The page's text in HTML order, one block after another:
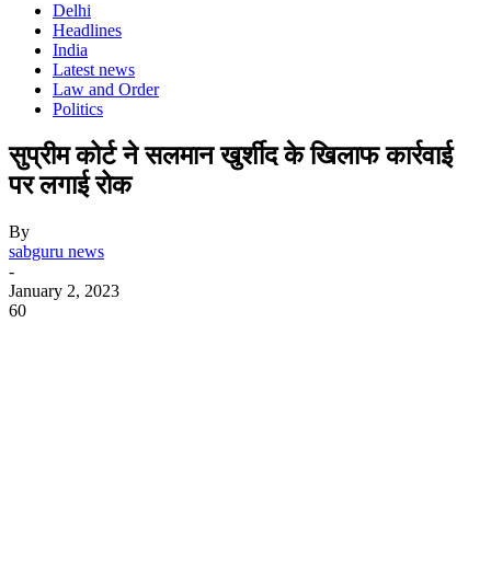
Delhi
Headlines
India
Latest news
Law and Order
Politics
सुप्रीम कोर्ट ने सलमान खुर्शीद के खिलाफ कार्रवाई
पर लगाई रोक
By
sabguru news
-
January 2, 2023
60